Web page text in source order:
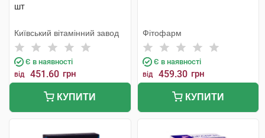
шт
Київський вітамінний завод
Є в наявності
від 451.60 грн
КУПИТИ
Фітофарм
Є в наявності
від 459.30 грн
КУПИТИ